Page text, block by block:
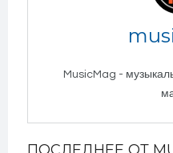
MusicMag -